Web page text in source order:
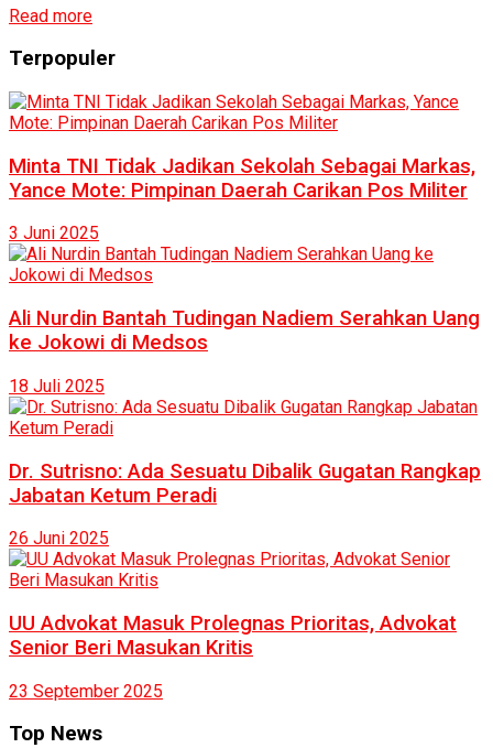
Read more
Terpopuler
Minta TNI Tidak Jadikan Sekolah Sebagai Markas,
Yance Mote: Pimpinan Daerah Carikan Pos Militer
3 Juni 2025
Ali Nurdin Bantah Tudingan Nadiem Serahkan Uang
ke Jokowi di Medsos
18 Juli 2025
Dr. Sutrisno: Ada Sesuatu Dibalik Gugatan Rangkap
Jabatan Ketum Peradi
26 Juni 2025
UU Advokat Masuk Prolegnas Prioritas, Advokat
Senior Beri Masukan Kritis
23 September 2025
Top News